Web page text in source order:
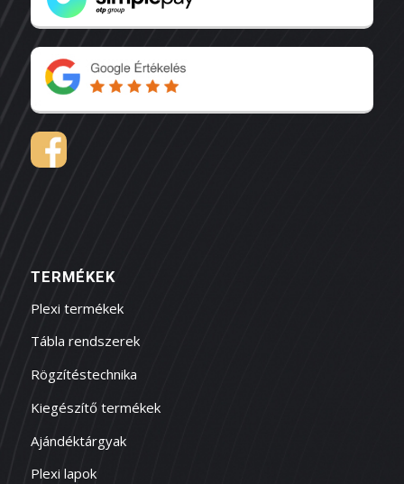
TERMÉKEK
Plexi termékek
Tábla rendszerek
Rögzítéstechnika
Kiegészítő termékek
Ajándéktárgyak
Plexi lapok